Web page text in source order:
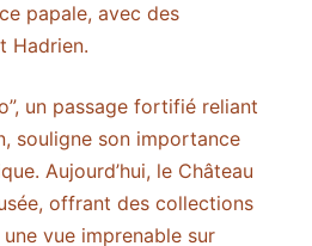
papale, avec des
Hadrien.
un passage fortifié reliant
souligne son importance
Aujourd’hui, le Château
offrant des collections
une vue imprenable sur